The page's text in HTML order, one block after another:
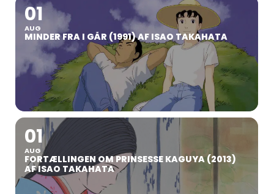
01
AUG
MINDER FRA I GÅR (1991) AF ISAO TAKAHATA
01
AUG
FORTÆLLINGEN OM PRINSESSE KAGUYA (2013)
AF ISAO TAKAHATA